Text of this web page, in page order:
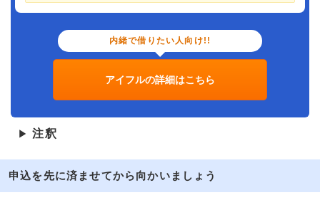
内緒で借りたい人向け!!
アイフルの詳細はこちら
▶ 注釈
申込を先に済ませてから向かいましょう